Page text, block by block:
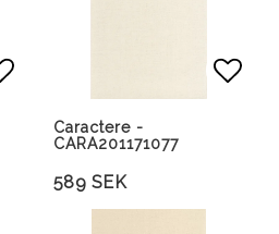
Lägg till i favoritlistan
Caractere -
CARA201171077
589 SEK